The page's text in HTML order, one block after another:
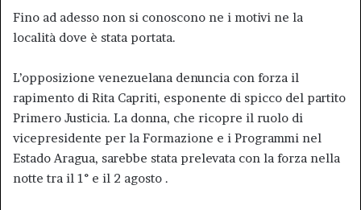
Fino ad adesso non si conoscono ne i motivi ne la
località dove è stata portata.
L’opposizione venezuelana denuncia con forza il
rapimento di Rita Capriti, esponente di spicco del partito
Primero Justicia. La donna, che ricopre il ruolo di
vicepresidente per la Formazione e i Programmi nel
Estado Aragua, sarebbe stata prelevata con la forza nella
notte tra il 1° e il 2 agosto .